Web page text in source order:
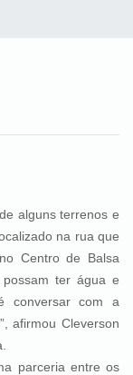
terrenos e
na rua que
Centro de Balsa
possam ter água e
conversar com a
afirmou Cleverson
entre os